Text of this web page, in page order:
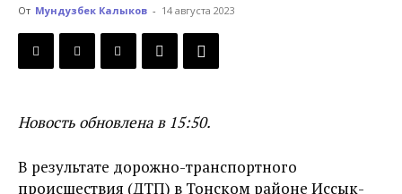
Кыргызстана
От Мундузбек Калыков - 14 августа 2023
Новость обновлена в 15:50.
В результате дорожно-транспортного
происшествия (ДТП) в Тонском районе Иссык-